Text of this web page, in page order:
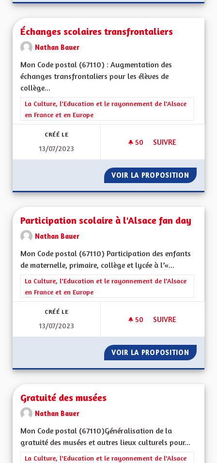
Échanges scolaires transfrontaliers
Nathan Bauer
Mon Code postal (67110) : Augmentation des
échanges transfrontaliers pour les élèves de
collège...
Filtrer les résultats de la catégorie : La Culture, l'Education et
La Culture, l'Education et le rayonnement de l'Alsace
en France et en Europe
CRÉÉ LE
13/07/2023
50 50 ABONNÉS
SUIVRE
VOIR LA PROPOSITION
Participation scolaire à l'Alsace fan day
Nathan Bauer
Mon Code postal (67110) Participation des enfants
de maternelle, primaire, collège et lycée à l’«...
Filtrer les résultats de la catégorie : La Culture, l'Education et
La Culture, l'Education et le rayonnement de l'Alsace
en France et en Europe
CRÉÉ LE
13/07/2023
50 50 ABONNÉS
SUIVRE
VOIR LA PROPOSITION
Gratuité des musées
Nathan Bauer
Mon Code postal (67110)Généralisation de la
gratuité des musées et autres lieux culturels pour...
Filtrer les résultats de la catégorie : La Culture, l'Education et
La Culture, l'Education et le rayonnement de l'Alsace